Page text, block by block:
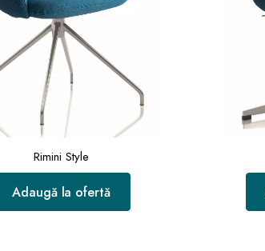
Rimini Style
Adaugă la ofertă